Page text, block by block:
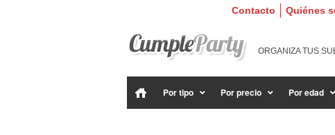
Quiénes
Contacto
ORGANIZA TUS
Por tipo Por precio Por edad